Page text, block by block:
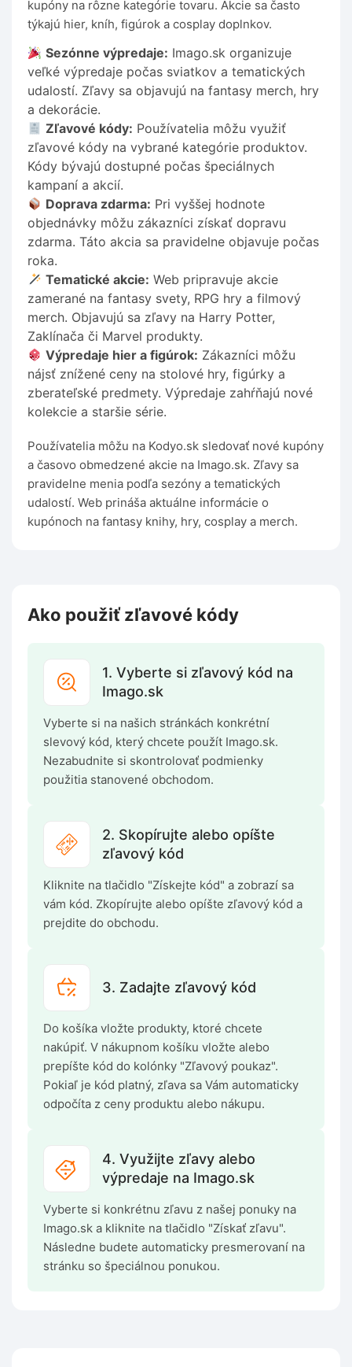
kupóny na rôzne kategórie tovaru. Akcie sa často
týkajú hier, kníh, figúrok a cosplay doplnkov.
Sezónne výpredaje: Imago.sk organizuje
veľké výpredaje počas sviatkov a tematických
udalostí. Zľavy sa objavujú na fantasy merch, hry
a dekorácie.
Zľavové kódy: Používatelia môžu využiť
zľavové kódy na vybrané kategórie produktov.
Kódy bývajú dostupné počas špeciálnych
kampaní a akcií.
Doprava zdarma: Pri vyššej hodnote
objednávky môžu zákazníci získať dopravu
zdarma. Táto akcia sa pravidelne objavuje počas
roka.
Tematické akcie: Web pripravuje akcie
zamerané na fantasy svety, RPG hry a filmový
merch. Objavujú sa zľavy na Harry Potter,
Zaklínača či Marvel produkty.
Výpredaje hier a figúrok: Zákazníci môžu
nájsť znížené ceny na stolové hry, figúrky a
zberateľské predmety. Výpredaje zahŕňajú nové
kolekcie a staršie série.
Používatelia môžu na Kodyo.sk sledovať nové kupóny
a časovo obmedzené akcie na Imago.sk. Zľavy sa
pravidelne menia podľa sezóny a tematických
udalostí. Web prináša aktuálne informácie o
kupónoch na fantasy knihy, hry, cosplay a merch.
Ako použiť zľavové kódy
1. Vyberte si zľavový kód na
Imago.sk
Vyberte si na našich stránkách konkrétní
slevový kód, který chcete použít Imago.sk.
Nezabudnite si skontrolovať podmienky
použitia stanovené obchodom.
2. Skopírujte alebo opíšte
zľavový kód
Kliknite na tlačidlo "Získejte kód" a zobrazí sa
vám kód. Zkopírujte alebo opíšte zľavový kód a
prejdite do obchodu.
3. Zadajte zľavový kód
Do košíka vložte produkty, ktoré chcete
nakúpiť. V nákupnom košíku vložte alebo
prepíšte kód do kolónky "Zľavový poukaz".
Pokiaľ je kód platný, zľava sa Vám automaticky
odpočíta z ceny produktu alebo nákupu.
4. Využijte zľavy alebo
výpredaje na Imago.sk
Vyberte si konkrétnu zľavu z našej ponuky na
Imago.sk a kliknite na tlačidlo "Získať zľavu".
Následne budete automaticky presmerovaní na
stránku so špeciálnou ponukou.